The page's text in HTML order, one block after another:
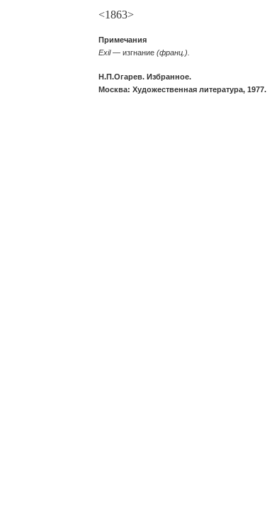
<1863>
Примечания
Exil— изгнание (франц.).
Н.П.Огарев. Избранное.
Москва: Художественная литература, 1977.